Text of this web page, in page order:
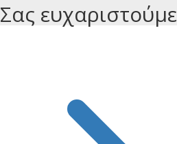
Σας ευχαριστούμε